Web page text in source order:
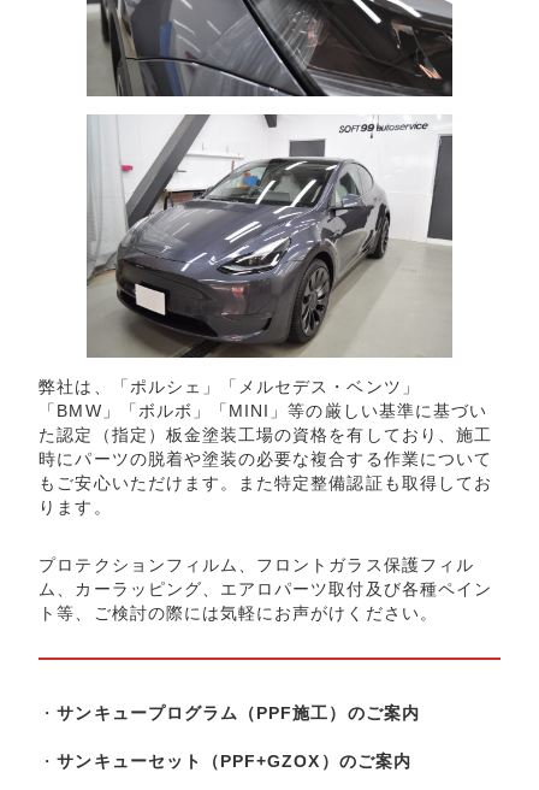
弊社は、「ポルシェ」「メルセデス・ベンツ」
「BMW」「ボルボ」「MINI」等の厳しい基準に基づい
た認定（指定）板金塗装工場の資格を有しており、施工
時にパーツの脱着や塗装の必要な複合する作業について
もご安心いただけます。また特定整備認証も取得してお
ります。
プロテクションフィルム、フロントガラス保護フィル
ム、カーラッピング、エアロパーツ取付及び各種ペイン
ト等、ご検討の際には気軽にお声がけください。
・サンキュープログラム（PPF施工）のご案内
・サンキューセット（PPF+GZOX）のご案内